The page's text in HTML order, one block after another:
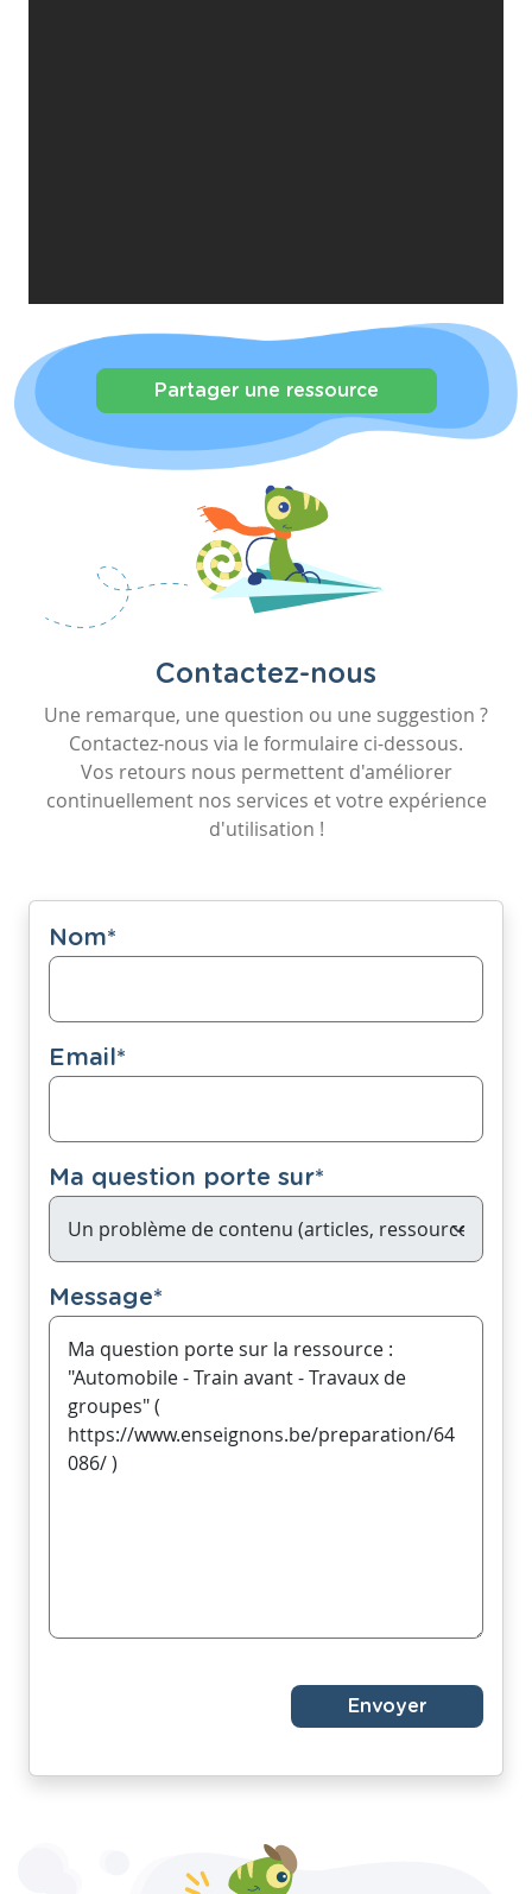
Partager une ressource
Contactez-nous
Une remarque, une question ou une suggestion ?
Contactez-nous via le formulaire ci-dessous.
Vos retours nous permettent d'améliorer
continuellement nos services et votre expérience
d'utilisation !
Nom*
Email*
Ma question porte sur*
Message*
Envoyer